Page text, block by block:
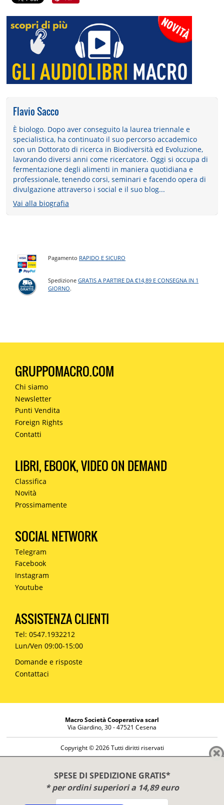
SPESE DI SPEDIZIONE GRATIS*
* per ordini superiori a 14,89 euro
Flavio Sacco
È biologo. Dopo aver conseguito la laurea triennale e
specialistica, ha continuato il suo percorso accademico
con un Dottorato di ricerca in Biodiversità ed Evoluzione,
lavorando diversi anni come ricercatore. Oggi si occupa di
fermentazione degli alimenti in maniera quotidiana e
professionale, tenendo corsi, seminari e facendo opera di
divulgazione attraverso i social e il suo blog...
Vai alla biografia
Pagamento RAPIDO E SICURO
SpedizioneGRATIS A PARTIRE DA €14,89 E CONSEGNA IN 1
GIORNO.
GRUPPOMACRO.COM
Chi siamo
Newsletter
Punti Vendita
Foreign Rights
Contatti
LIBRI, EBOOK, VIDEO ON DEMAND
Classifica
Novità
Prossimamente
SOCIAL NETWORK
Telegram
Facebook
Instagram
Youtube
ASSISTENZA CLIENTI
Tel: 0547.1932212
Lun/Ven 09:00-15:00
Domande e risposte
Contattaci
Macro Società Cooperativa scarl
Via Giardino, 30 - 47521 Cesena
Copyright © 2026 Tutti diritti riservati
Diritto di reso
Privacy Policy